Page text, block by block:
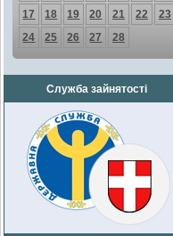
17
18 19 20 21 22
23
24
25 26 27 28
Служба зайнятості